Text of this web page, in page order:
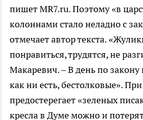
пишет MR7.ru. Поэтому «в
колоннами стало неладно с
отмечает автор текста.
понравиться, трудятся, не
Макаревич. – В день по закону
как ни есть, бестолковые».
предостерегает «зеленых
кресла в Думе можно и